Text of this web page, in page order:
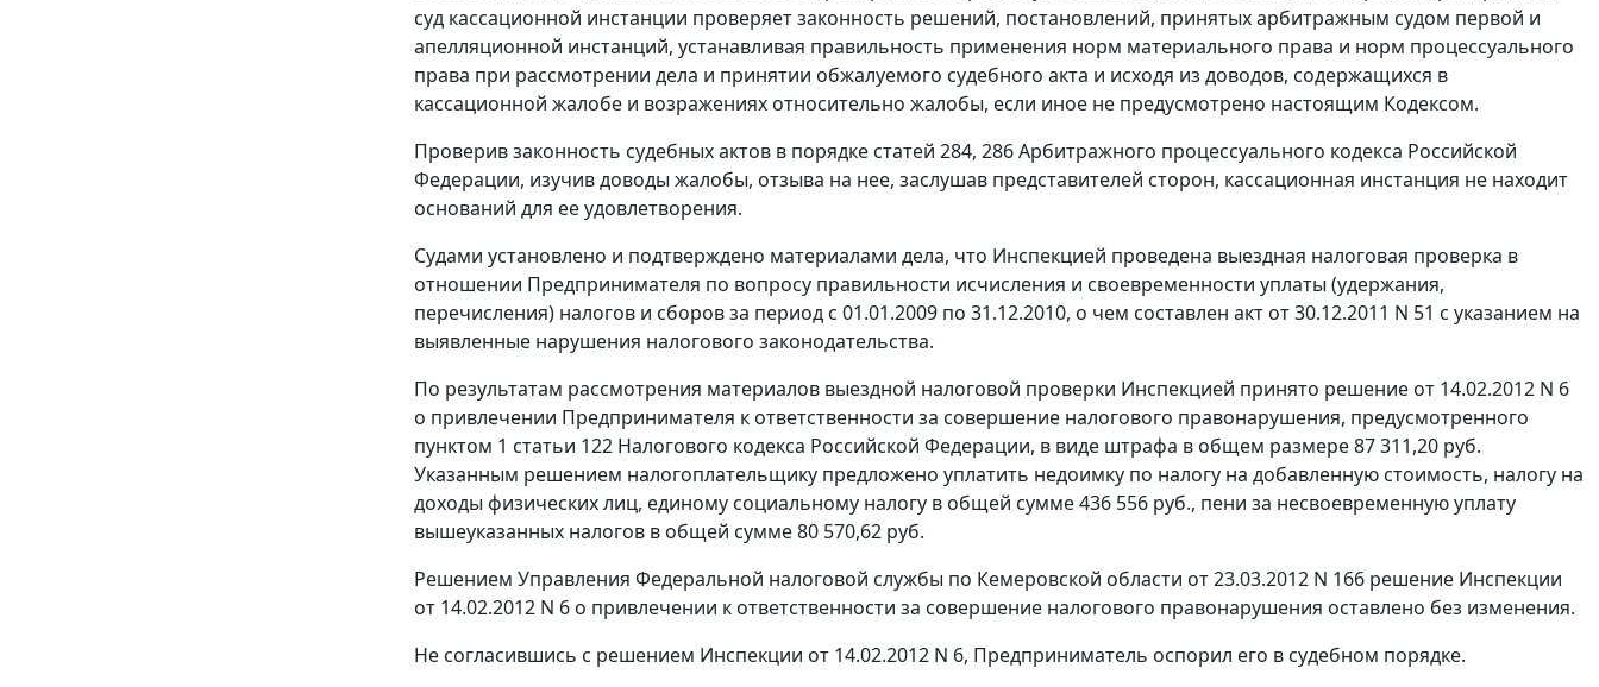
суд кассационной инстанции проверяет законность решений, постановлений, принятых арбитражным судом первой и
апелляционной инстанций, устанавливая правильность применения норм материального права и норм процессуального
права при рассмотрении дела и принятии обжалуемого судебного акта и исходя из доводов, содержащихся в
кассационной жалобе и возражениях относительно жалобы, если иное не предусмотрено настоящим Кодексом.
Проверив законность судебных актов в порядке статей 284, 286Арбитражного процессуального кодекса Российской
Федерации, изучив доводы жалобы, отзыва на нее, заслушав представителей сторон, кассационная инстанция не находит
оснований для ее удовлетворения.
Судами установлено и подтверждено материалами дела, что Инспекцией проведена выездная налоговая проверка в
отношении Предпринимателя по вопросу правильности исчисления и своевременности уплаты (удержания,
перечисления) налогов и сборов за период с 01.01.2009 по 31.12.2010, о чем составлен акт от 30.12.2011 N 51 с указанием на
выявленные нарушения налогового законодательства.
По результатам рассмотрения материалов выездной налоговой проверки Инспекцией принято решение от 14.02.2012 N 6
о привлечении Предпринимателя к ответственности за совершение налогового правонарушения, предусмотренного
пунктом 1 статьи 122 Налогового кодекса Российской Федерации, в виде штрафа в общем размере 87 311,20 руб.
Указанным решением налогоплательщику предложено уплатить недоимку по налогу на добавленную стоимость, налогу на
доходы физических лиц, единому социальному налогу в общей сумме 436 556 руб., пени за несвоевременную уплату
вышеуказанных налогов в общей сумме 80 570,62 руб.
Решением Управления Федеральной налоговой службы по Кемеровской области от 23.03.2012 N 166 решение Инспекции
от 14.02.2012 N 6 о привлечении к ответственности за совершение налогового правонарушения оставлено без изменения.
Не согласившись с решением Инспекции от 14.02.2012 N 6, Предприниматель оспорил его в судебном порядке.